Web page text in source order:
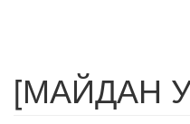
[МАЙДАН